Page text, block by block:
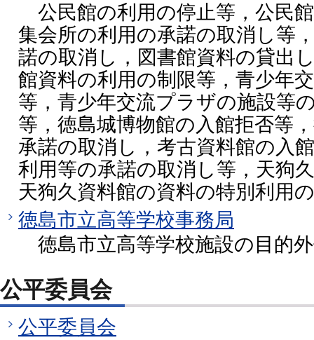
公民館の利用の停止等，公民
集会所の利用の承諾の取消し等
諾の取消し，図書館資料の貸出
館資料の利用の制限等，青少年
等，青少年交流プラザの施設等
等，徳島城博物館の入館拒否等
承諾の取消し，考古資料館の入
利用等の承諾の取消し等，天狗
天狗久資料館の資料の特別利用
徳島市立高等学校事務局
徳島市立高等学校施設の目的
公平委員会
公平委員会